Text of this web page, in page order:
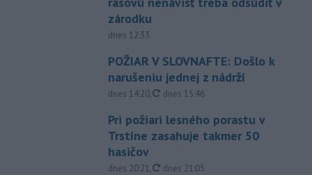
zárodku
dnes 12:33
POŽIAR V SLOVNAFTE: Došlo k
narušeniu jednej z nádrží
dnes 14:20, aktualizované
dnes 15:46
Pri požiari lesného porastu v
Trstíne zasahuje takmer 50
hasičov
dnes 20:21, aktualizované
dnes 21:05